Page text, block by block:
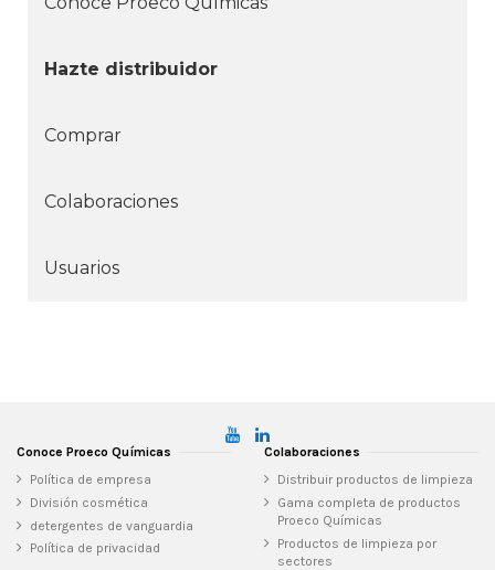
Hazte distribuidor
Comprar
Colaboraciones
Usuarios
Conoce Proeco Químicas
Política de empresa
División cosmética
detergentes de vanguardia
Política de privacidad
Colaboraciones
Distribuir productos de limpieza
Gama completa de productos
Proeco Químicas
Productos de limpieza por
sectores